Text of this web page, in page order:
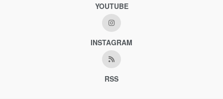
YOUTUBE
INSTAGRAM
RSS